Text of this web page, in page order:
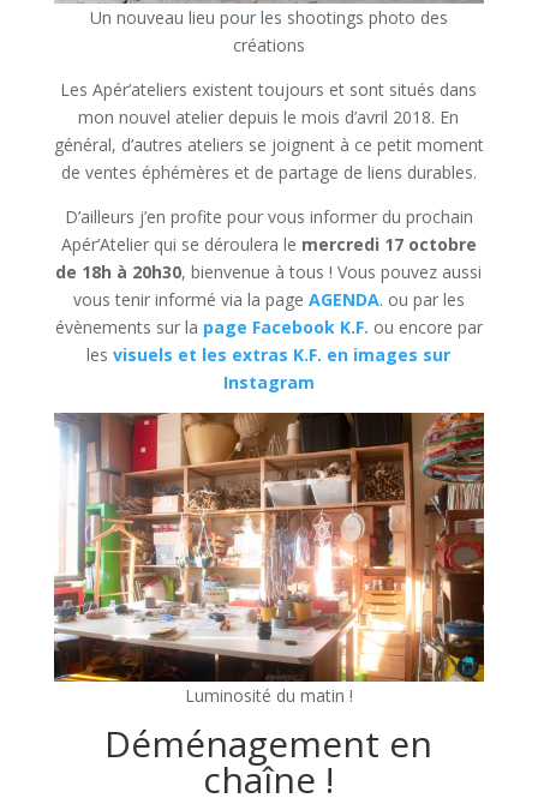
Un nouveau lieu pour les shootings photo des
créations
Les Apér’ateliers existent toujours et sont situés dans
mon nouvel atelier depuis le mois d’avril 2018. En
général, d’autres ateliers se joignent à ce petit moment
de ventes éphémères et de partage de liens durables.
D’ailleurs j’en profite pour vous informer du prochain
Apér’Atelier qui se déroulera le mercredi 17 octobre
de 18h à 20h30, bienvenue à tous ! Vous pouvez aussi
vous tenir informé via la page AGENDA. ou par les
évènements sur la page Facebook K.F. ou encore par
lesvisuels et les extras K.F. en images sur
Instagram
Luminosité du matin !
Déménagement en
chaîne !